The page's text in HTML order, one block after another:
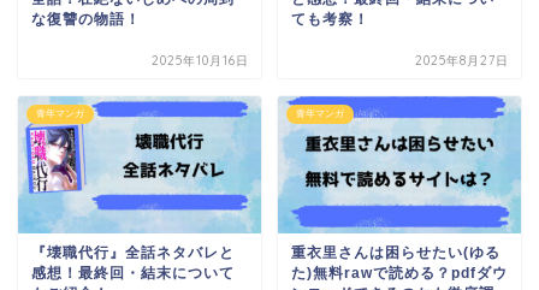
な復讐の物語！
2025年10月16日
ても考察！
2025年8月27日
青年マンガ
『壊職代行』全話ネタバレと
感想！最終回・結末について
青年マンガ
重衣里さんは困らせたい(ゆる
た)無料rawで読める？pdfダウ